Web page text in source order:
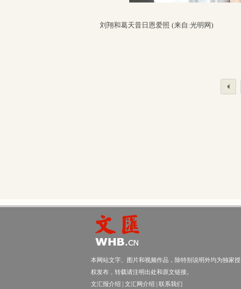
刘翔和葛天昔日恩爱照 (来自:光明网)
本网站文字、图片和视频作品，除特别说明外均为独家授
权发布，转载请注明出处和原文链接。
文汇报介绍
文汇网介绍 联系我们